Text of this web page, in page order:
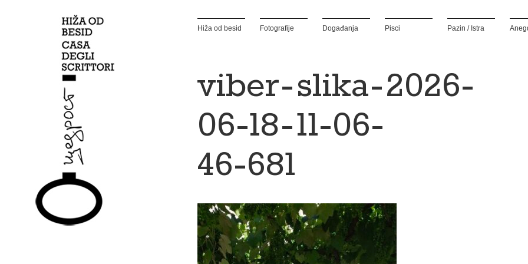
Hiža od besid Fotografije Događanja Pisci Pazin / Istra
viber_slika_2026-
06-18_11-06-
46-681